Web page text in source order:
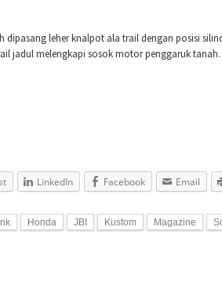
leher knalpot ala trail dengan posisi
jadul melengkapi sosok motor penggaruk tanah.
LinkedIn Facebook Email
Honda JBI Kustom Magazine